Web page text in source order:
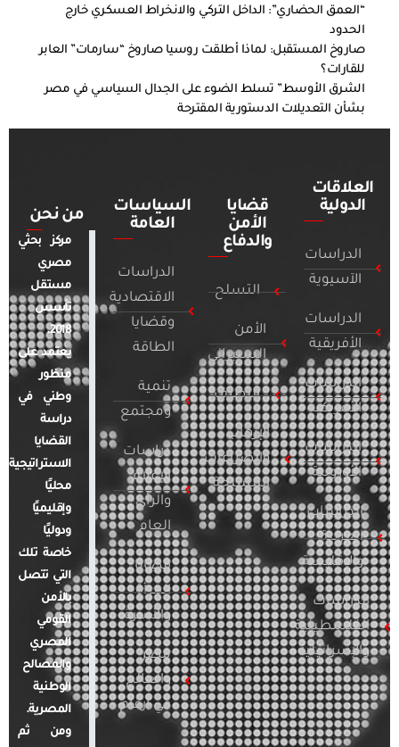
“العمق الحضاري”: الداخل التركي والانخراط العسكري خارج
الحدود
صاروخ المستقبل: لماذا أطلقت روسيا صاروخ “سارمات” العابر
للقارات؟
الشرق الأوسط” تسلط الضوء على الجدال السياسي في مصر
بشأن التعديلات الدستورية المقترحة
العلاقات
الدولية
الدراسات
الآسيوية
الدراسات
الأفريقية
الدراسات
الأمريكية
الدراسات
الأوروبية
الدراسات
العربية
والإقليمية
الدراسات
الفلسطينية
والإسرائيلية
قضايا
الأمن
والدفاع
التسلح
الأمن
السيبراني
التطرف
الإرهاب
والصراعات
المسلحة
السياسات
العامة
الدراسات
الاقتصادية
وقضايا
الطاقة
تنمية
ومجتمع
دراسات
الإعلام
والرأي
العام
قضايا
المرأة
والأسرة
مصر
والعالم
في أرقام
من نحن
مركز بحثي
مصري
مستقل
تأسس
2018.
يعتمد على
منظور
وطني في
دراسة
القضايا
الاستراتيجية
محليًا
وإقليميًا
ودوليًا
خاصة تلك
التي تتصل
بالأمن
القومي
المصري
والمصالح
الوطنية
المصرية.
ومن ثم